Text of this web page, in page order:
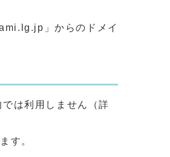
」からのドメイ
は利用しません（詳
す。